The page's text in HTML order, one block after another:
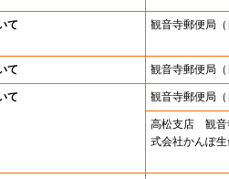
て 観音寺郵便局
て 観音寺郵便局
て 観音寺郵便局
高松支店 観音
式会社かんぽ